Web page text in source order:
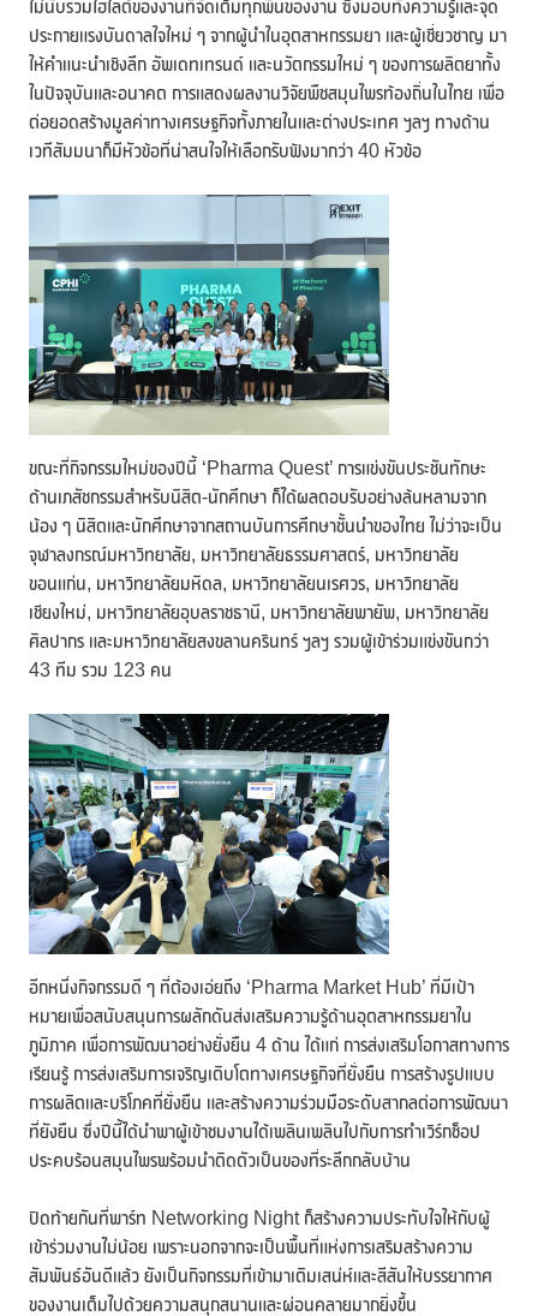
ไม่นับรวมไฮไลต์ของงานที่จัดเต็มทุกพื้นของงาน ซึ่งมอบทั้งความรู้และจุด
ประกายแรงบันดาลใจใหม่ ๆ จากผู้นำในอุตสาหกรรมยา และผู้เชี่ยวชาญ มา
ให้คำแนะนำเชิงลึก อัพเดทเทรนด์ และนวัตกรรมใหม่ ๆ ของการผลิตยาทั้ง
ในปัจจุบันและอนาคต การแสดงผลงานวิจัยพืชสมุนไพรท้องถิ่นในไทย เพื่อ
ต่อยอดสร้างมูลค่าทางเศรษฐกิจทั้งภายในและต่างประเทศ ฯลฯ ทางด้าน
เวทีสัมมนาก็มีหัวข้อที่น่าสนใจให้เลือกรับฟังมากว่า 40 หัวข้อ
ขณะที่กิจกรรมใหม่ของปีนี้ ‘Pharma Quest’ การแข่งขันประชันทักษะ
ด้านเภสัชกรรมสำหรับนิสิต-นักศึกษา ก็ได้ผลตอบรับอย่างล้นหลามจาก
น้อง ๆ นิสิตและนักศึกษาจากสถานบันการศึกษาชั้นนำของไทย ไม่ว่าจะเป็น
จุฬาลงกรณ์มหาวิทยาลัย, มหาวิทยาลัยธรรมศาสตร์, มหาวิทยาลัย
ขอนแก่น, มหาวิทยาลัยมหิดล, มหาวิทยาลัยนเรศวร, มหาวิทยาลัย
เชียงใหม่, มหาวิทยาลัยอุบลราชธานี, มหาวิทยาลัยพายัพ, มหาวิทยาลัย
ศิลปากร และมหาวิทยาลัยสงขลานครินทร์ ฯลฯ รวมผู้เข้าร่วมแข่งขันกว่า
43 ทีม รวม 123 คน
อีกหนึ่งกิจกรรมดี ๆ ที่ต้องเอ่ยถึง ‘Pharma Market Hub’ ที่มีเป้า
หมายเพื่อสนับสนุนการผลักดันส่งเสริมความรู้ด้านอุตสาหกรรมยาใน
ภูมิภาค เพื่อการพัฒนาอย่างยั่งยืน 4 ด้าน ได้แก่ การส่งเสริมโอกาสทางการ
เรียนรู้ การส่งเสริมการเจริญเติบโตทางเศรษฐกิจที่ยั่งยืน การสร้างรูปแบบ
การผลิตและบริโภคที่ยั่งยืน และสร้างความร่วมมือระดับสากลต่อการพัฒนา
ที่ยังยืน ซึ่งปีนี้ได้นำพาผู้เข้าชมงานได้เพลินเพลินไปกับการทำเวิร์กช็อป
ประคบร้อนสมุนไพรพร้อมนำติดตัวเป็นของที่ระลึกกลับบ้าน
ปิดท้ายกันที่พาร์ท Networking Night ก็สร้างความประทับใจให้กับผู้
เข้าร่วมงานไม่น้อย เพราะนอกจากจะเป็นพื้นที่แห่งการเสริมสร้างความ
สัมพันธ์อันดีแล้ว ยังเป็นกิจกรรมที่เข้ามาเติมเสน่ห์และสีสันให้บรรยากาศ
ของงานเต็มไปด้วยความสนุกสนานและผ่อนคลายมากยิ่งขึ้น